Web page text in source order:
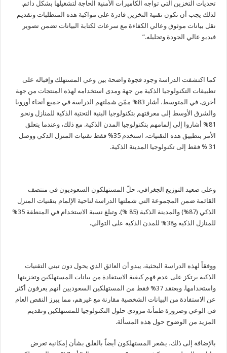
تحديات التخزين التي تواجه الكاميرات الأمنية الحاجة لتشغيلها بشكل دائم.
لذلك يجب أن تكون تقنية التخزين قادرة على مواكبة هذه المتطلبات وتقديم
نقل بيانات موثوق وعالي الكفاءة مع سرعات لكتابة البيانات تضمن تصوير
فيديو عالي الجودة وتحليله.”
كما اكتشفت الدراسة وجود فجوة واضحة بين وعي المستهلك وإقباله على
تطبيقات التكنولوجيا الذكية من جهة ومدى استخدامه لهذه المنتجات من جهة
أخرى. في المتوسط
، أشار 83% ممّن شملتهم الدراسة في جميع أنحاء أوروبا
والشرق الأوسط إلى معرفتهم بتكنولوجيا البنية التحتية الذكية للمنازل ونحو
81% أشاروا إلى إلمامهم بتكنولوجيا المدن الذكية. مع ذلك، وعندما يتعلق
الأمر بتطبيق هذه التقنيات، استخدم 35% فقط تقنيات المنزل الذكي ووصل
31 % فقط إلى تكنولوجيا المدينة الذكية.
وعلى صعيد التوزيع الجغرافي، حلّ المستهلكون السعوديون في منتصف
القائمة ضمن المجموعة التي شملتها الدراسة لناحية الإلمام بتقنيات المنزل
الذكي (87%) والمدينة الذكية (85 %). وتبلغ نسبة الاستخدام في المنطقة 35%
للمنازل الذكية و38% للمدن الذكية على التوالي.
ووفقاً لهذه الدراسة البحثية، يبدو أن العائق الذي يحول دون تبني التقنيات
الذكية يرتكز على عدم فهم كيفية الاستفادة من بيانات المستهلكين وتخزينها
واستخدامها. ويعتقد 37% فقط من المستهلكين السعوديين أنهم يعرفون أكثر
عن الاستفادة من البيانات الشخصية مقارنة مع غيرهم، مما يبرز النقص العام
في الوعي وضرورة طمأنة مزودي حلول التكنولوجيا للمستهلكين وتقديم
المزيد من الوضوح حول هذه المسألة.
بالإضافة إلى ذلك، يشعر المستهلكون أيضاً بالقلق بشأن إمكانية تعرض